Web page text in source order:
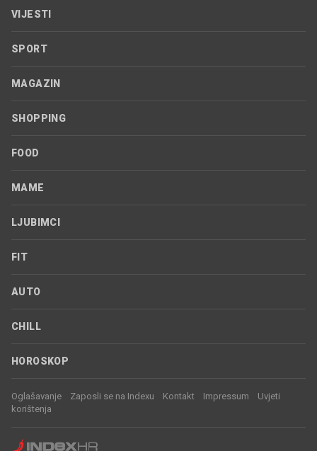
VIJESTI
SPORT
MAGAZIN
SHOPPING
FOOD
MAME
LJUBIMCI
FIT
AUTO
CHILL
HOROSKOP
Oglašavanje Zaposli se na Indexu Kontakt Impressum
Uvjeti
korištenja